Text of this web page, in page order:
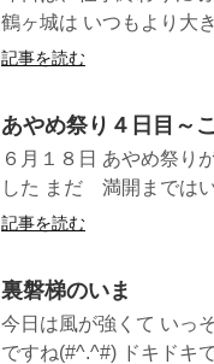
鶴ヶ城は いつもより大
記事を読む
あやめ祭り４日目～
６月１８日 あやめ祭り
した まだ 満開までは
記事を読む
裏磐梯のいま
今日は風が強くて いっ
ですね(#^.^#) ドキドキ